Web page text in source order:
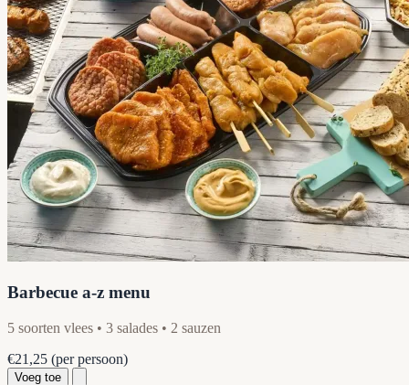
Barbecue a-z menu
5 soorten vlees • 3 salades • 2 sauzen
€21,25 (per persoon)
Voeg toe